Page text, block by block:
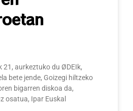
21, aurkeztuko du ØDEIk,
bete jende, Goizegi hiltzeko
bigarren diskoa da,
osatua, Ipar Euskal